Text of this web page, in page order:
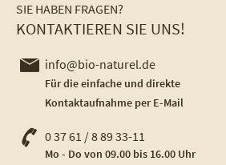
SIE HABEN FRAGEN?
KONTAKTIEREN SIE UNS!
info@bio-naturel.de
Für die einfache und direkte
Kontaktaufnahme per E-Mail
0 37 61 / 8 89 33-11
Mo - Do von 09.00 bis 16.00 Uhr